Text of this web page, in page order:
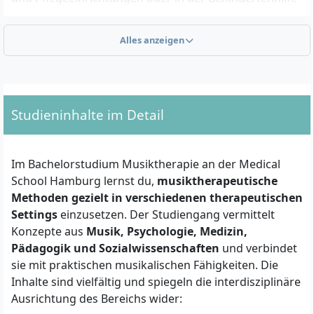
fundierte und praxisnahe Ausbildung suchen, ist
Welche Zulassungsvoraussetzungen gelten für das
Für die Aufnahme des Studiums benötigst du einen
der folgenden Abschlüsse:
Allgemeine Hochschulreife(Abitur),
fachgebundene Hochschulreifeoder
Fachhochschulreifegemäß § 37 HmbHG
Beruflich Qualifiziertekönnen über eine
Eingangsprüfung gemäß § 38 HmbHG zugelassen
werden (Eingangsprüfungsordnung der MSH)
Idealerweise einvierwöchiges Vorpraktikum
Alles anzeigen
Studieninhalte im Detail
Im Bachelorstudium Musiktherapie an der Medical
School Hamburg lernst du, musiktherapeutische
Methoden gezielt in verschiedenen therapeutischen
Settings einzusetzen. Der Studiengang vermittelt
Konzepte aus Musik, Psychologie, Medizin,
Pädagogik und Sozialwissenschaften und verbindet
sie mit praktischen musikalischen Fähigkeiten. Die
Inhalte sind vielfältig und spiegeln die interdisziplinäre
Ausrichtung des Bereichs wider: